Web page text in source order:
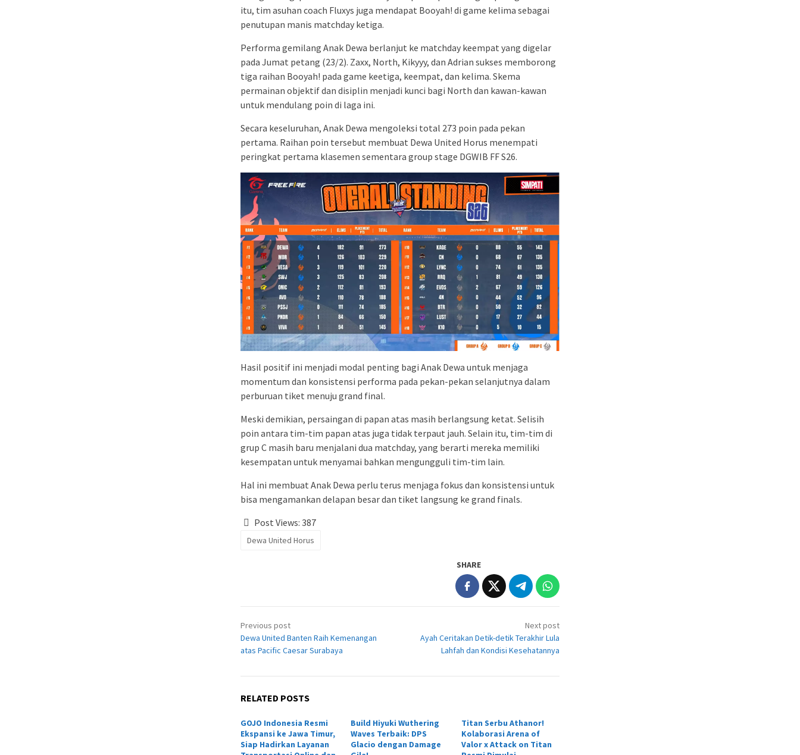
itu, tim asuhan coach Fluxys juga mendapat Booyah! di game kelima sebagai
penutupan manis matchday ketiga.
Performa gemilang Anak Dewa berlanjut ke matchday keempat yang digelar
pada Jumat petang (23/2). Zaxx, North, Kikyyy, dan Adrian sukses memborong
tiga raihan Booyah! pada game keetiga, keempat, dan kelima. Skema
permainan objektif dan disiplin menjadi kunci bagi North dan kawan-kawan
untuk mendulang poin di laga ini.
Secara keseluruhan, Anak Dewa mengoleksi total 273 poin pada pekan
pertama. Raihan poin tersebut membuat Dewa United Horus menempati
peringkat pertama klasemen sementara group stage DGWIB FF S26.
Hasil positif ini menjadi modal penting bagi Anak Dewa untuk menjaga
momentum dan konsistensi performa pada pekan-pekan selanjutnya dalam
perburuan tiket menuju grand final.
Meski demikian, persaingan di papan atas masih berlangsung ketat. Selisih
poin antara tim-tim papan atas juga tidak terpaut jauh. Selain itu, tim-tim di
grup C masih baru menjalani dua matchday, yang berarti mereka memiliki
kesempatan untuk menyamai bahkan mengungguli tim-tim lain.
Hal ini membuat Anak Dewa perlu terus menjaga fokus dan konsistensi untuk
bisa mengamankan delapan besar dan tiket langsung ke grand finals.
Post Views: 387
Dewa United Horus
SHARE
Post
navigation
Previous post
Dewa United Banten Raih Kemenangan
atas Pacific Caesar Surabaya
Next post
Ayah Ceritakan Detik-detik Terakhir Lula
Lahfah dan Kondisi Kesehatannya
RELATED POSTS
GOJO Indonesia Resmi
Ekspansi ke Jawa Timur,
Siap Hadirkan Layanan
Build Hiyuki Wuthering
Waves Terbaik: DPS
Glacio dengan Damage
Titan Serbu Athanor!
Kolaborasi Arena of
Valor x Attack on Titan